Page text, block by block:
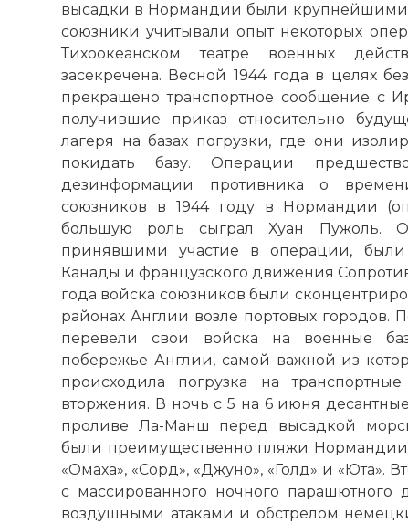
высадки в Нормандии были
союзники учитывали опыт некоторых
Тихоокеанском театре военных
засекречена. Весной 1944 года в целях
прекращено транспортное сообщение с
получившие приказ относительно
лагеря на базах погрузки, где они
покидать базу. Операции
дезинформации противника о
союзников в 1944 году в Нормандии
большую роль сыграл Хуан Пужоль.
принявшими участие в операции,
Канады и французского движения
года войска союзников были
районах Англии возле портовых
перевели свои войска на военные
побережье Англии, самой важной из
происходила погрузка на
вторжения. В ночь с 5 на 6 июня
проливе Ла-Манш перед высадкой
были преимущественно пляжи
«Омаха», «Сорд», «Джуно», «Голд» и
с массированного ночного парашютного
воздушными атаками и обстрелом